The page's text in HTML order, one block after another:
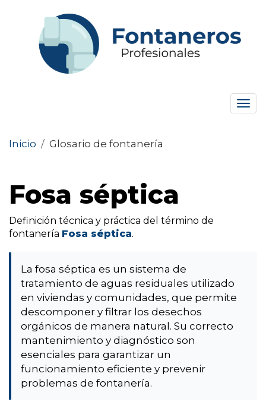
Inicio / Glosario de fontanería
Fosa séptica
Definición técnica y práctica del término de
fontanería Fosa séptica.
La fosa séptica es un sistema de
tratamiento de aguas residuales utilizado
en viviendas y comunidades, que permite
descomponer y filtrar los desechos
orgánicos de manera natural. Su correcto
mantenimiento y diagnóstico son
esenciales para garantizar un
funcionamiento eficiente y prevenir
problemas de fontanería.